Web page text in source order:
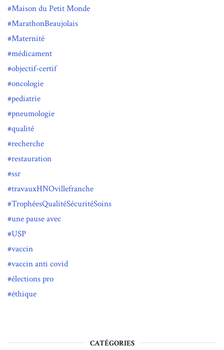
Maison du Petit Monde
MarathonBeaujolais
Maternité
médicament
objectif-certif
oncologie
pediatrie
pneumologie
qualité
recherche
restauration
ssr
travauxHNOvillefranche
TrophéesQualitéSécuritéSoins
une pause avec
USP
vaccin
vaccin anti covid
élections pro
éthique
CATÉGORIES